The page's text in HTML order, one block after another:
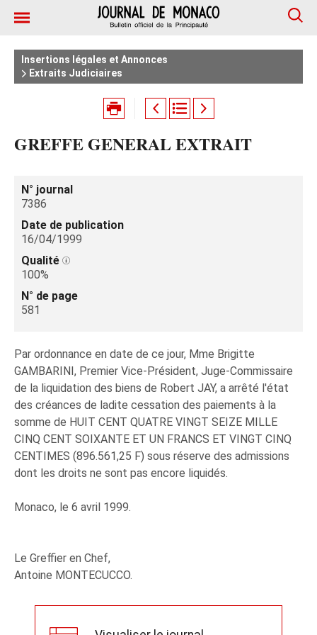
Insertions légales et Annonces
Extraits Judiciaires
GREFFE GENERAL EXTRAIT
N° journal
7386
Date de publication
16/04/1999
Qualité
100%
N° de page
581
Par ordonnance en date de ce jour, Mme Brigitte
GAMBARINI, Premier Vice-Président, Juge-Commissaire
de la liquidation des biens de Robert JAY, a arrêté l'état
des créances de ladite cessation des paiements à la
somme de HUIT CENT QUATRE VINGT SEIZE MILLE
CINQ CENT SOIXANTE ET UN FRANCS ET VINGT CINQ
CENTIMES (896.561,25 F) sous réserve des admissions
dont les droits ne sont pas encore liquidés.
Monaco, le 6 avril 1999.
Le Greffier en Chef,
Antoine MONTECUCCO.